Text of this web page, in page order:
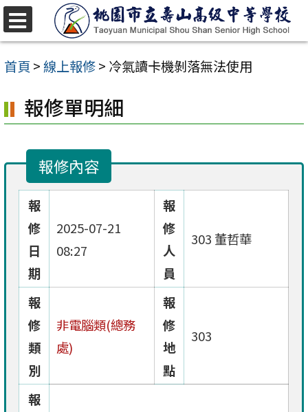
跳
至
主
內
容
首頁 >線上報修> 冷氣讀卡機剝落無法使用
報修單明細
報修內容
報
修
日
期
2025-07-21
08:27
報
修
人
員
303 董哲華
報
修
類
別
非電腦類(總務
處)
報
修
地
點
303
報
選
單